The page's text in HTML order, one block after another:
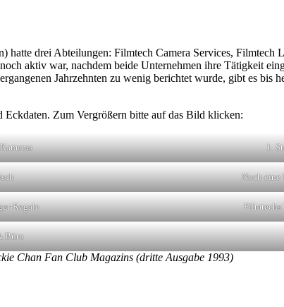
drei Abteilungen: Filmtech Camera Services, Filmtech
aktiv war, nachdem beide Unternehmen ihre Tätigkeit
Jahrzehnten zu wenig berichtet wurde, gibt es bis
Eckdaten. Zum Vergrößern bitte auf das Bild klicken:
1.
Noch eine
Regale Filmtechs
Büro
Chan Fan Club Magazins (dritte Ausgabe 1993)